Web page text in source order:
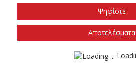
Το φθινόπωρο
Την άνοιξη
Δεν ξέρω/